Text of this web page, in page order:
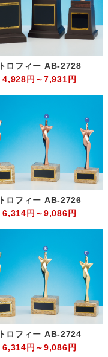
トロフィー AB-2728
4,928円～7,931円
トロフィー AB-2726
6,314円～9,086円
トロフィー AB-2724
6,314円～9,086円